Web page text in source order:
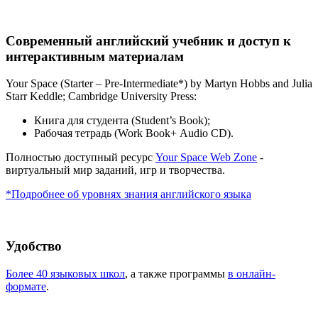
Современный английский учебник и доступ к
интерактивным материалам
Your Space (Starter – Pre-Intermediate*) by Martyn Hobbs and Julia
Starr Keddle; Cambridge University Press:
Книга для студента (Student’s Book);
Рабочая тетрадь (Work Book+ Аudio CD).
Полностью доступный ресурс Your Space Web Zone -
виртуальный мир заданий, игр и творчества.
*Подробнее об уровнях знания английского языка
Удобство
Более 40 языковых школ, а также программы в онлайн-
формате.